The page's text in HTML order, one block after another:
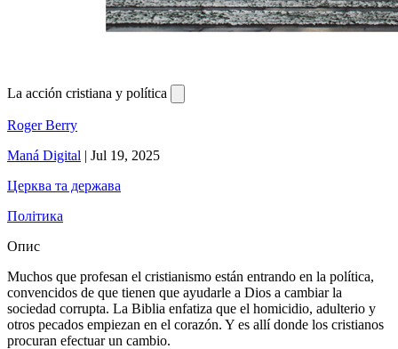
La acción cristiana y política
Roger Berry
Maná Digital | Jul 19, 2025
Церква та держава
Політика
Опис
Muchos que profesan el cristianismo están entrando en la política,
convencidos de que tienen que ayudarle a Dios a cambiar la
sociedad corrupta. La Biblia enfatiza que el homicidio, adulterio y
otros pecados empiezan en el corazón. Y es allí donde los cristianos
procuran efectuar un cambio.